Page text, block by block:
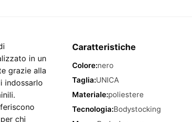
in un
grazie alla
indossarlo
chi
Caratteristiche
Colore:nero
Taglia:UNICA
Materiale:poliestere
Tecnologia:Bodystocking